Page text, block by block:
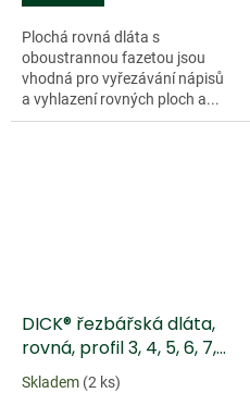
Plochá rovná dláta s
oboustrannou fazetou jsou
vhodná pro vyřezávání nápisů
a vyhlazení rovných ploch a...
DICK® řezbářská dláta,
rovná, profil 3, 4, 5, 6, 7,
8, 9, 10, 11
Skladem (2 ks)